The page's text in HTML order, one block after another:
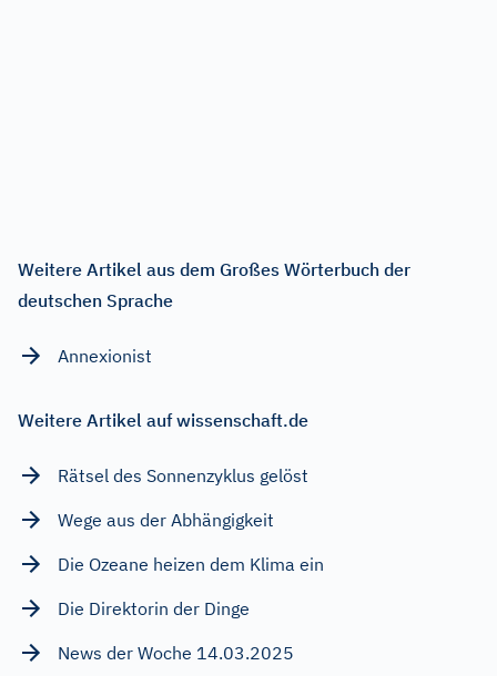
Weitere Artikel aus dem Großes Wörterbuch der
deutschen Sprache
Annexionist
Weitere Artikel auf wissenschaft.de
Rätsel des Sonnenzyklus gelöst
Wege aus der Abhängigkeit
Die Ozeane heizen dem Klima ein
Die Direktorin der Dinge
News der Woche 14.03.2025